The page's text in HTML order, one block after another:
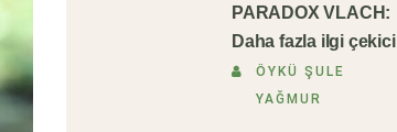
PARADOX VLACH:
Daha fazla ilgi çekici
ÖYKÜ ŞULE
YAĞMUR